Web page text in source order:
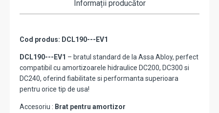
Informații producător
Cod produs: DCL190---EV1
DCL190---EV1 – bratul standard de la Assa Abloy, perfect
compatibil cu amortizoarele hidraulice DC200, DC300 si
DC240, oferind fiabilitate si performanta superioara
pentru orice tip de usa!
Accesoriu : Brat pentru amortizor